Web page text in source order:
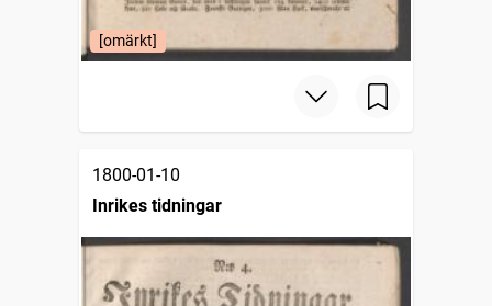
[omärkt]
1800-01-10
Inrikes tidningar